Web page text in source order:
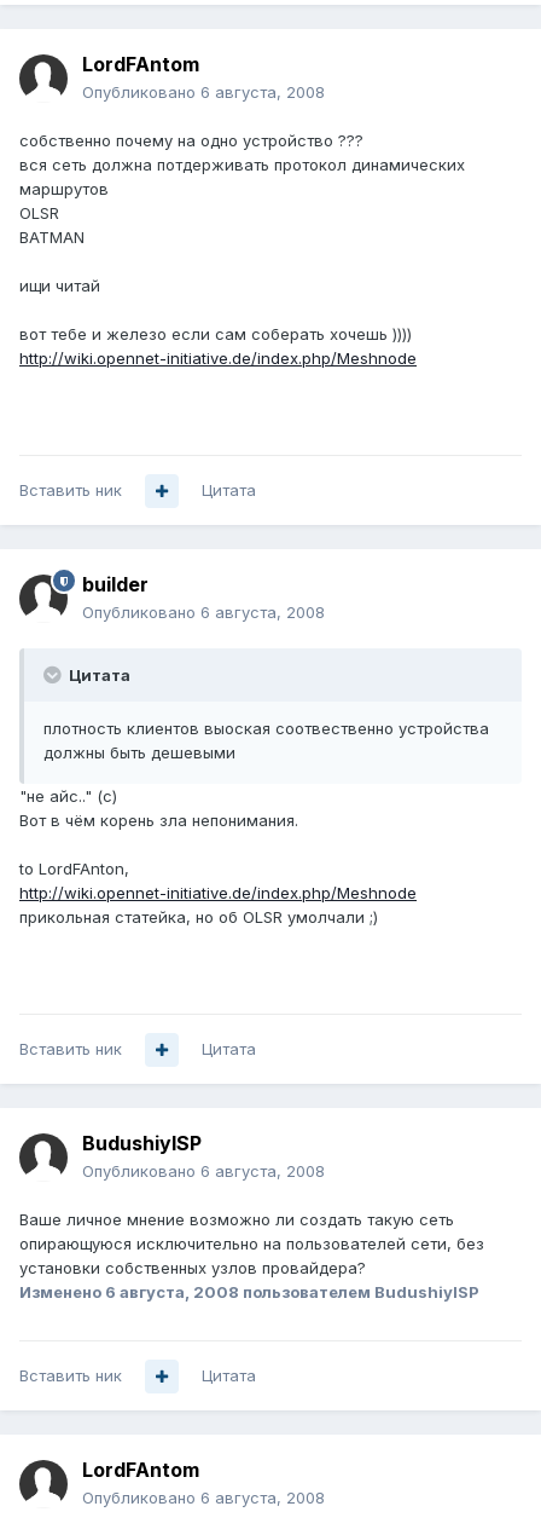
LordFAntom
Опубликовано 6 августа, 2008
собственно почему на одно устройство ???
вся сеть должна потдерживать протокол динамических
маршрутов
OLSR
BATMAN
ищи читай
вот тебе и железо если сам соберать хочешь ))))
http://wiki.opennet-initiative.de/index.php/Meshnode
Вставить ник Цитата
builder
Опубликовано 6 августа, 2008
Цитата
плотность клиентов выоская соотвественно устройства
должны быть дешевыми
"не айс.." (с)
Вот в чём корень зла непонимания.
to LordFAnton,
http://wiki.opennet-initiative.de/index.php/Meshnode
прикольная статейка, но об OLSR умолчали ;)
Вставить ник Цитата
BudushiyISP
Опубликовано 6 августа, 2008
Ваше личное мнение возможно ли создать такую сеть
опирающуюся исключительно на пользователей сети, без
установки собственных узлов провайдера?
Изменено 6 августа, 2008 пользователем BudushiyISP
Вставить ник Цитата
LordFAntom
Опубликовано 6 августа, 2008